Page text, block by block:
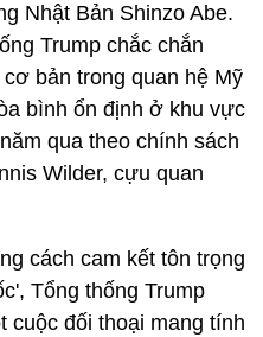
Nhật Bản Shinzo Abe.
Trump chắc chắn
bản trong quan hệ Mỹ
bình ổn định ở khu vực
qua theo chính sách
Wilder, cựu quan
cách cam kết tôn trọng
Tổng thống Trump
cuộc đối thoại mang tính